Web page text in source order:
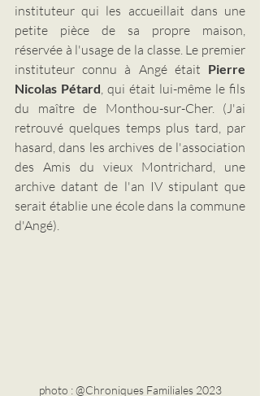
instituteur qui les accueillait dans une
petite pièce de sa propre maison,
réservée à l'usage de la classe. Le premier
instituteur connu à Angé était Pierre
Nicolas Pétard , qui était lui-même le fils
du maître de Monthou-sur-Cher. (J'ai
retrouvé quelques temps plus tard, par
hasard, dans les archives de l'association
des Amis du vieux Montrichard, une
archive datant de l'an IV stipulant que
serait établie une école dans la commune
d'Angé).
photo : @Chroniques Familiales 2023